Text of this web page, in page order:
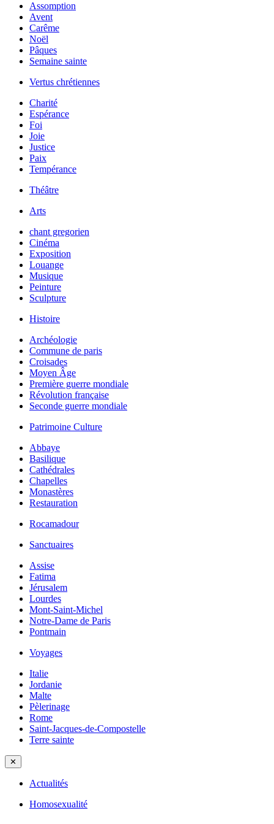
Assomption
Avent
Carême
Noël
Pâques
Semaine sainte
Vertus chrétiennes
Charité
Espérance
Foi
Joie
Justice
Paix
Tempérance
Théâtre
Arts
chant gregorien
Cinéma
Exposition
Louange
Musique
Peinture
Sculpture
Histoire
Archéologie
Commune de paris
Croisades
Moyen Âge
Première guerre mondiale
Révolution française
Seconde guerre mondiale
Patrimoine Culture
Abbaye
Basilique
Cathédrales
Chapelles
Monastères
Restauration
Rocamadour
Sanctuaires
Assise
Fatima
Jérusalem
Lourdes
Mont-Saint-Michel
Notre-Dame de Paris
Pontmain
Voyages
Italie
Jordanie
Malte
Pèlerinage
Rome
Saint-Jacques-de-Compostelle
Terre sainte
✕
Actualités
Homosexualité